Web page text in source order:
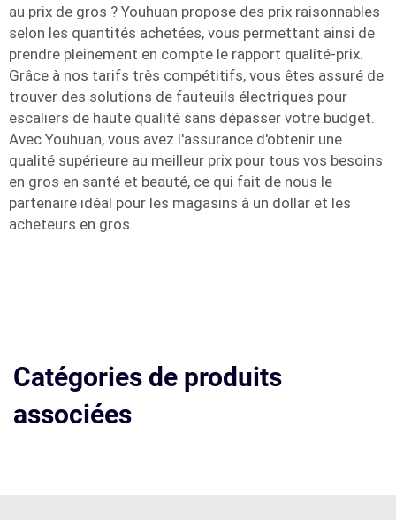
au prix de gros ? Youhuan propose des prix raisonnables
selon les quantités achetées, vous permettant ainsi de
prendre pleinement en compte le rapport qualité-prix.
Grâce à nos tarifs très compétitifs, vous êtes assuré de
trouver des solutions de fauteuils électriques pour
escaliers de haute qualité sans dépasser votre budget.
Avec Youhuan, vous avez l'assurance d'obtenir une
qualité supérieure au meilleur prix pour tous vos besoins
en gros en santé et beauté, ce qui fait de nous le
partenaire idéal pour les magasins à un dollar et les
acheteurs en gros.
Catégories de produits
associées